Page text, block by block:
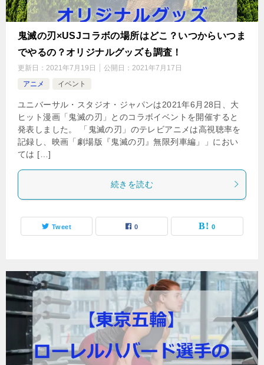
鬼滅の刃×USJコラボの場所はどこ？いつからいつま
でやるの？オリジナルグッズも調査！
更新日： 2021年7月19日 公開日： 2021年7月17日
アニメ
イベント
ユニバーサル・スタジオ・ジャパンは2021年6月28日、大
ヒット漫画「鬼滅の刃」とのコラボイベントを開催すると
発表しました。 「鬼滅の刃」のテレビアニメは高視聴率を
記録し、映画「劇場版『鬼滅の刃』無限列車編」」におい
ては […]
続きを読む
Tweet 0 0